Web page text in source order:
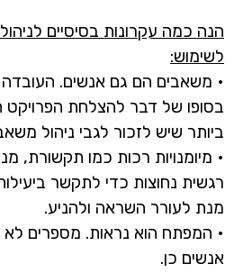
הנה כמה עקרונות בסיסיים
לשימוש:
• משאבים הם גם אנשים.
בסופו של דבר להצלחת
ביותר שיש לזכור לגבי ניהול
• מיומנויות רכות כמו תקשורת,
רגשית נחוצות כדי לתקשר
מנת לעורר השראה ולהניע.
• המפתח הוא נראות. מספרים
אנשים כן.